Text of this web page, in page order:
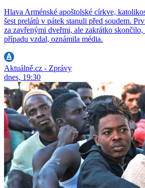
Hlava Arménské apoštolské církve,
šest prelátů v pátek stanuli před soudem.
za zavřenými dveřmi, ale zakrátko skončilo,
případu vzdal, oznámila média.
Aktuálně.cz - Zprávy
dnes, 19:30